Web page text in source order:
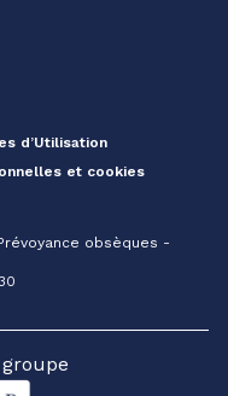
d’Utilisation
et cookies
obsèques -